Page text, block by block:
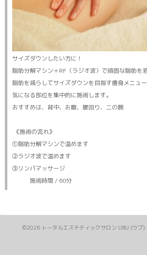
サイズダウンしたい方に！
脂肪分解マシン＋RF（ラジオ波）で頑固な脂肪を
脂肪を減らしてサイズダウンを目指す痩身メニュー
気になる部位を集中的に施術します。
おすすめは、背中、お腹、腰回り、二の腕
《施術の流れ》
①脂肪分解マシンで温めます
②ラジオ波で温めます
③リンパマッサージ
施術時間 / 60分
©2026 トータルエステティックサロン UBU (ウブ)